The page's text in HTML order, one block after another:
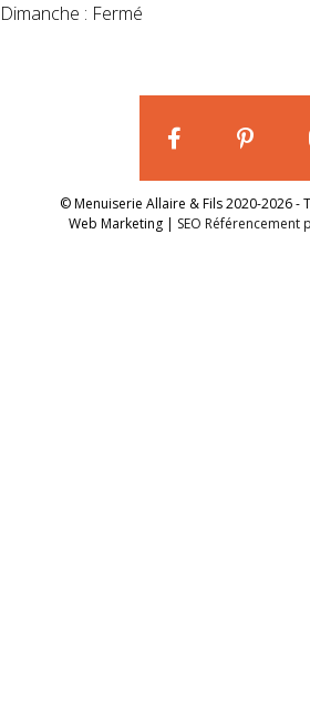
Dimanche : Fermé
© Menuiserie Allaire & Fils 2020-2026 -
Web Marketing | SEO Référencement